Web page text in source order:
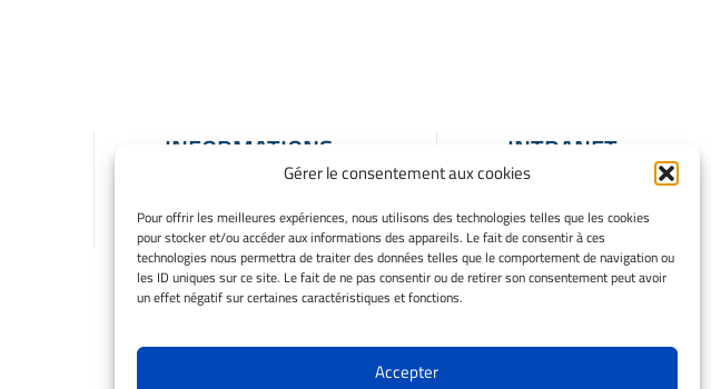
Gérer le consentement aux cookies
Pour offrir les meilleures expériences, nous utilisons des technologies telles que les cookies
pour stocker et/ou accéder aux informations des appareils. Le fait de consentir à ces
technologies nous permettra de traiter des données telles que le comportement de navigation ou
les ID uniques sur ce site. Le fait de ne pas consentir ou de retirer son consentement peut avoir
un effet négatif sur certaines caractéristiques et fonctions.
Accepter
INFORMATIONS
Mentions Légales
Gérer mes cookies
Politique de cookies
Déclaration de
Avertissement
INTRANET